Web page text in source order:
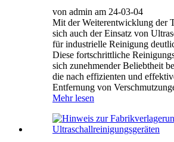
von admin am 24-03-04
Mit der Weiterentwicklung der
sich auch der Einsatz von
für industrielle Reinigung
Diese fortschrittliche
sich zunehmender Beliebtheit
die nach effizienten und
Entfernung von
Mehr lesen